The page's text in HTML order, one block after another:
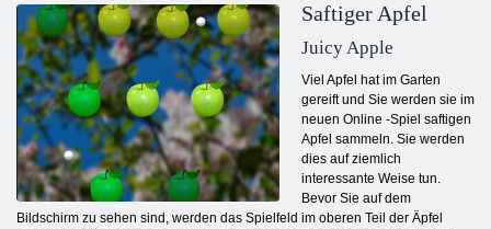
Saftiger Apfel
Juicy Apple
Viel Apfel hat im Garten
gereift und Sie werden sie im
neuen Online -Spiel saftigen
Apfel sammeln. Sie werden
dies auf ziemlich
interessante Weise tun.
Bevor Sie auf dem
Bildschirm zu sehen sind, werden das Spielfeld im oberen Teil der Äpfel